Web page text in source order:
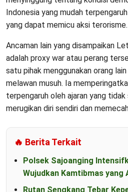
Indonesia yang mudah
yang dapat memicu aksi terorisme.
Ancaman lain yang disampaikan
adalah proxy war atau perang
satu pihak menggunakan orang
melawan musuh. Ia
terpengaruh oleh ajaran yang
merugikan diri sendiri dan
🔥 Berita Terkait
Polsek Sajoanging
Wujudkan Kamtibmas yang
Rutan Sengkang Tebar